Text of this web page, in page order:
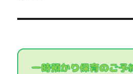
ゲ